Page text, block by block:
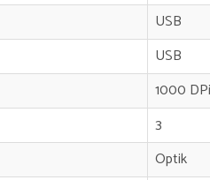
USB
USB
1000 DPi
3
Optik